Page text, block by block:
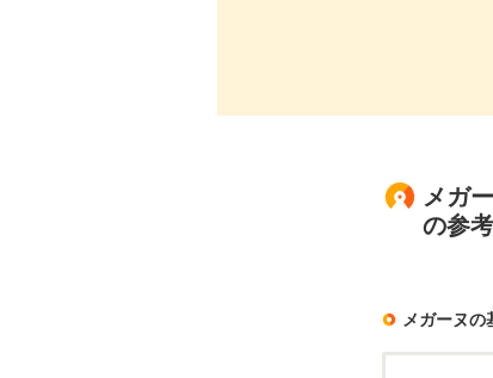
メガ
の参
メガーヌの